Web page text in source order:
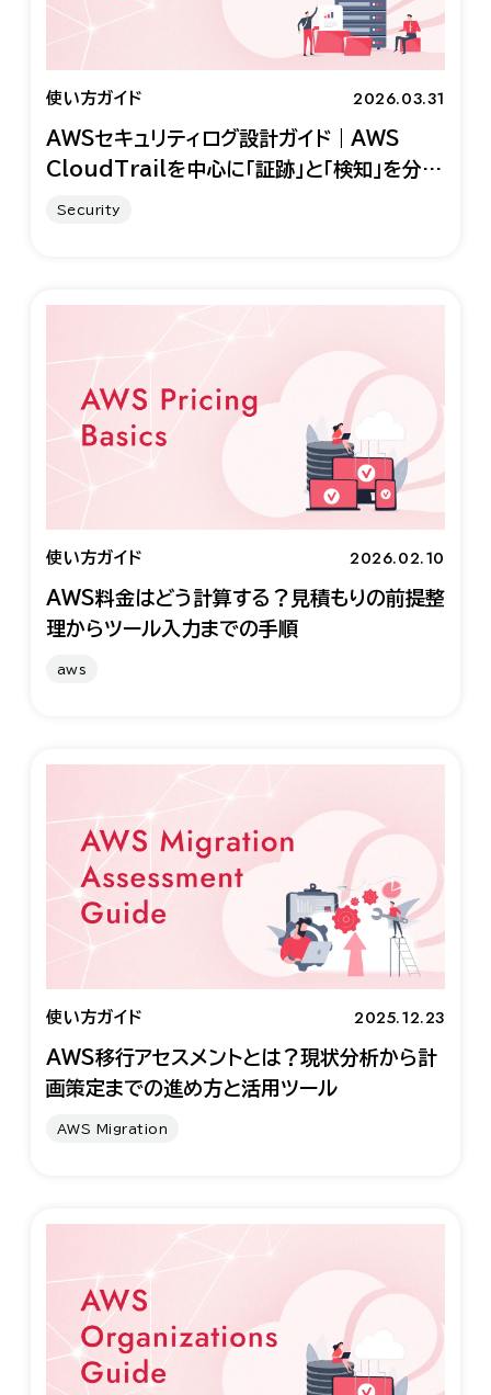
使い方ガイド 2026.03.31
AWSセキュリティログ設計ガイド｜AWS
CloudTrailを中心に「証跡」と「検知」を分け
Security
使い方ガイド 2026.02.10
AWS料金はどう計算する？見積もりの前提整
理からツール入力までの手順
aws
使い方ガイド 2025.12.23
AWS移行アセスメントとは？現状分析から計
画策定までの進め方と活用ツール
AWS Migration